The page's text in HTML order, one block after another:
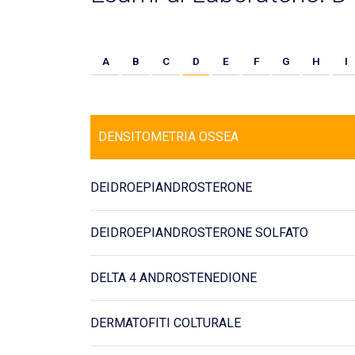
A B C D E F G H I
DENSITOMETRIA OSSEA
DEIDROEPIANDROSTERONE
DEIDROEPIANDROSTERONE SOLFATO
DELTA 4 ANDROSTENEDIONE
DERMATOFITI COLTURALE